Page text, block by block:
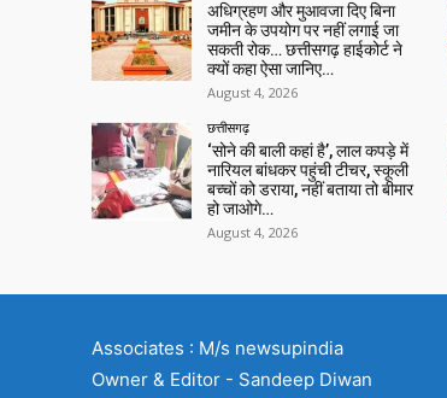
अधिग्रहण और मुआवजा दिए बिना
जमीन के उपयोग पर नहीं लगाई जा
सकती रोक… छत्तीसगढ़ हाईकोर्ट ने
क्यों कहा ऐसा जानिए…
August 4, 2026
छत्तीसगढ़
‘सोने की बाली कहां है’, लाल कपड़े में
नारियल बांधकर पहुंची टीचर, स्कूली
बच्चों को डराया, नहीं बताया तो बीमार
हो जाओगे…
August 4, 2026
Associates : M/s newsupindia
Owner & Editor - Sandeep Diwan